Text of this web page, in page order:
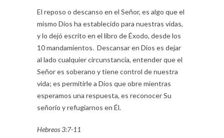
El reposo o descanso en el Señor, es algo que el
mismo Dios ha establecido para nuestras vidas,
y lo dejó escrito en el libro de Éxodo, desde los
10 mandamientos. Descansar en Dios es dejar
al lado cualquier circunstancia, entender que el
Señor es soberano y tiene control de nuestra
vida; es permitirle a Dios que obre mientras
esperamos una respuesta, es reconocer Su
señorío y refugiarnos en Él.
Hebreos 3:7-11